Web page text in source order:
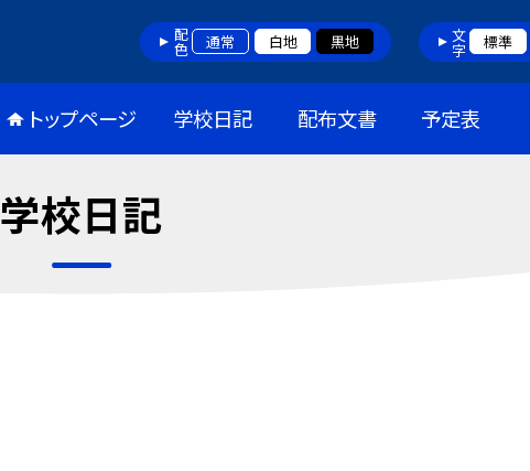
配色 通常 白地 黒地 文字 標準
トップページ 学校日記 配布文書 予定表
学校日記